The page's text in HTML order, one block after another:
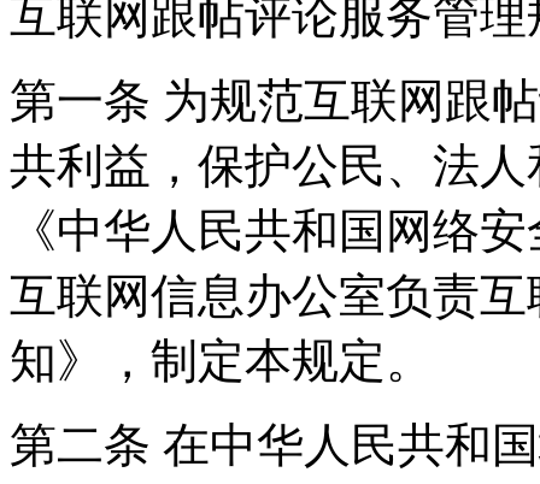
互联网跟帖评论服务管理
第一条 为规范互联网跟
共利益，保护公民、法
《中华人民共和国网络
互联网信息办公室负责
知》，制定本规定。
第二条 在中华人民共和